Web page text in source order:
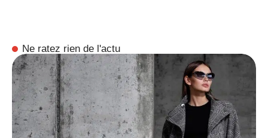
Ne ratez rien de l'actu